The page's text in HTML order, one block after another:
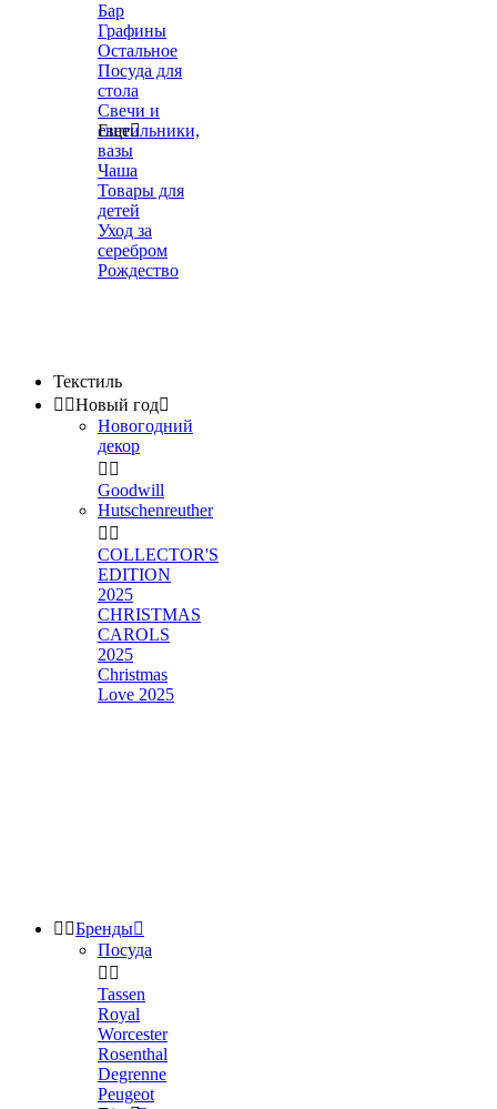
Бар
Графины
Остальное
Посуда для
стола
Свечи и
светильники,
вазы
Чаша
Товары для
детей
Уход за
серебром
Рождество
Еще
Текстиль
 Новый год
Новогодний
декор
 
Goodwill
Hutschenreuther
 
COLLECTOR'S
EDITION
2025
CHRISTMAS
CAROLS
2025
Christmas
Love 2025
 Бренды
Посуда
 
Tassen
Royal
Worcester
Rosenthal
Degrenne
Peugeot